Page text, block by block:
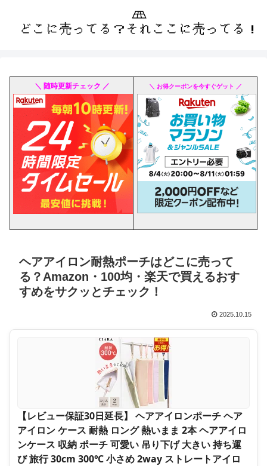
＼ 随時更新チェック ／ ＼ お得クーポンを今すぐゲット ／
ヘアアイロン耐熱ポーチはどこに売って
る？Amazon・100均・楽天で買えるおす
すめをサクッとチェック！
2025.10.15
【レビュー保証30日延長】 ヘアアイロンポーチ ヘア
アイロン ケース 耐熱 ロング 熱いまま 2本 ヘアアイロ
ンケース 収納 ポーチ 可愛い 吊り下げ 大きい 持ち運
び 旅行 30cm 300℃ 小さめ 2way ストレートアイロ